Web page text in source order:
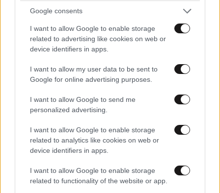
Google consents
I want to allow Google to enable storage
related to advertising like cookies on web or
device identifiers in apps.
I want to allow my user data to be sent to
Google for online advertising purposes.
I want to allow Google to send me
personalized advertising.
I want to allow Google to enable storage
related to analytics like cookies on web or
device identifiers in apps.
I want to allow Google to enable storage
related to functionality of the website or app.
ΣΧΌΛΙΑ ΑΝΑΓΝΩΣΤΏΝ
ΠΡΟΣΘΕΣΤΕ ΤΟ ΣΧΟΛΙΟ ΣΑΣ